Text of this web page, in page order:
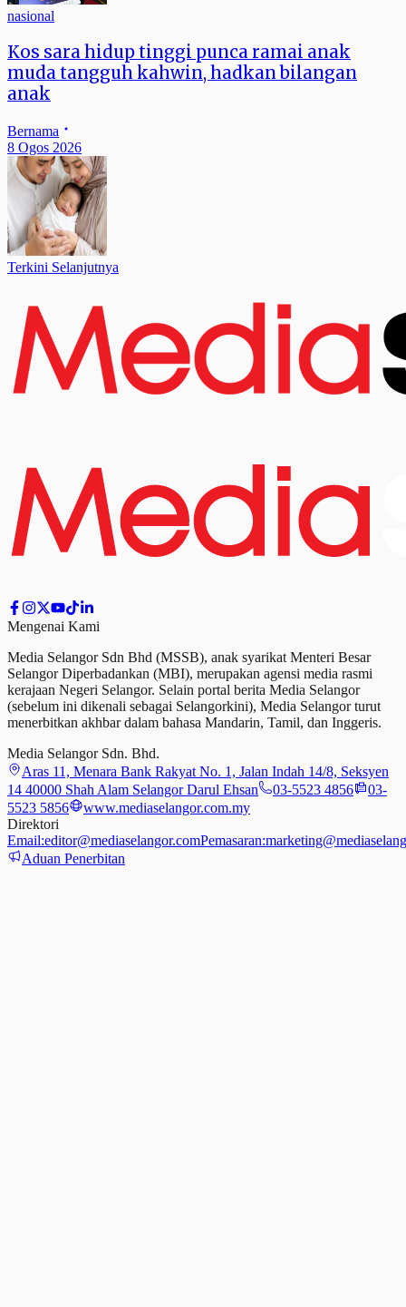
nasional
Kos sara hidup tinggi punca ramai anak
muda tangguh kahwin, hadkan bilangan
anak
Bernama
8 Ogos 2026
Terkini Selanjutnya
Mengenai Kami
Media Selangor Sdn Bhd (MSSB), anak syarikat Menteri Besar
Selangor Diperbadankan (MBI), merupakan agensi media rasmi
kerajaan Negeri Selangor. Selain portal berita Media Selangor
(sebelum ini dikenali sebagai Selangorkini), Media Selangor turut
menerbitkan akhbar dalam bahasa Mandarin, Tamil, dan Inggeris.
Media Selangor Sdn. Bhd.
Aras 11, Menara Bank Rakyat No. 1, Jalan Indah 14/8, Seksyen
14 40000 Shah Alam Selangor Darul Ehsan
03-5523 4856
03-
5523 5856
www.mediaselangor.com.my
Direktori
Email:editor@mediaselangor.comPemasaran:
Aduan Penerbitan